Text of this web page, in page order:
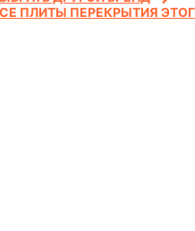
ПЛИТЫ ПЕРЕКРЫТИЯ